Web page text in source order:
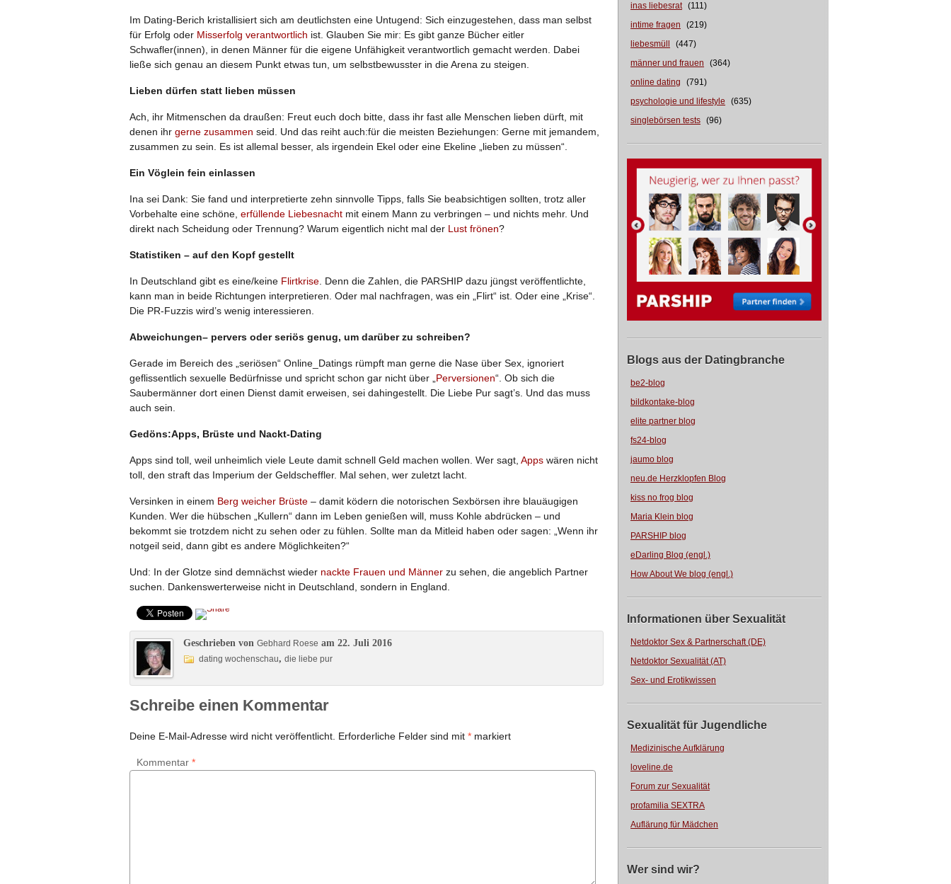
inas liebesrat (111)
intime fragen
(219)
liebesmüll
(447)
männer und frauen
(364)
online dating
(791)
psychologie und lifestyle
(635)
singlebörsen tests (96)
Blogs aus der Datingbranche
be2-blog
bildkontake-blog
elite partner blog
fs24-blog
jaumo blog
neu.de Herzklopfen Blog
kiss no frog blog
Maria Klein blog
PARSHIP blog
eDarling Blog (engl.)
How About We blog (engl.)
Informationen über Sexualität
Netdoktor Sex & Partnerschaft (DE)
Netdoktor Sexualität (AT)
Sex- und Erotikwissen
Sexualität für Jugendliche
Medizinische Aufklärung
loveline.de
Forum zur Sexualität
profamilia SEXTRA
Auflärung für Mädchen
Wer sind wir?
Im Dating-Berich kristallisiert sich am deutlichsten eine Untugend: Sich einzugestehen, dass man selbst
für Erfolg oder Misserfolg verantwortlich ist. Glauben Sie mir: Es gibt ganze Bücher eitler
Schwafler(innen), in denen Männer für die eigene Unfähigkeit verantwortlich gemacht werden. Dabei
ließe sich genau an diesem Punkt etwas tun, um selbstbewusster in die Arena zu steigen.
Lieben dürfen statt lieben müssen
Ach, ihr Mitmenschen da draußen: Freut euch doch bitte, dass ihr fast alle Menschen lieben dürft, mit
denen ihr gerne zusammen seid. Und das reiht auch:für die meisten Beziehungen: Gerne mit jemandem,
zusammen zu sein. Es ist allemal besser, als irgendein Ekel oder eine Ekeline „lieben zu müssen“.
Ein Vöglein fein einlassen
Ina sei Dank: Sie fand und interpretierte zehn sinnvolle Tipps, falls Sie beabsichtigen sollten, trotz aller
Vorbehalte eine schöne, erfüllende Liebesnacht mit einem Mann zu verbringen – und nichts mehr. Und
direkt nach Scheidung oder Trennung? Warum eigentlich nicht mal der Lust frönen?
Statistiken – auf den Kopf gestellt
In Deutschland gibt es eine/keine Flirtkrise . Denn die Zahlen, die PARSHIP dazu jüngst veröffentlichte,
kann man in beide Richtungen interpretieren. Oder mal nachfragen, was ein „Flirt“ ist. Oder eine „Krise“.
Die PR-Fuzzis wird’s wenig interessieren.
Abweichungen– pervers oder seriös genug, um darüber zu schreiben?
Gerade im Bereich des „seriösen“ Online_Datings rümpft man gerne die Nase über Sex, ignoriert
geflissentlich sexuelle Bedürfnisse und spricht schon gar nicht über „ Perversionen“. Ob sich die
Saubermänner dort einen Dienst damit erweisen, sei dahingestellt. Die Liebe Pur sagt’s. Und das muss
auch sein.
Gedöns:Apps, Brüste und Nackt-Dating
Apps sind toll, weil unheimlich viele Leute damit schnell Geld machen wollen. Wer sagt, Apps wären nicht
toll, den straft das Imperium der Geldscheffler. Mal sehen, wer zuletzt lacht.
Versinken in einem Berg weicher Brüste – damit ködern die notorischen Sexbörsen ihre blauäugigen
Kunden. Wer die hübschen „Kullern“ dann im Leben genießen will, muss Kohle abdrücken – und
bekommt sie trotzdem nicht zu sehen oder zu fühlen. Sollte man da Mitleid haben oder sagen: „Wenn ihr
notgeil seid, dann gibt es andere Möglichkeiten?“
Und: In der Glotze sind demnächst wieder nackte Frauen und Männer zu sehen, die angeblich Partner
suchen. Dankenswerterweise nicht in Deutschland, sondern in England.
Geschrieben von Gebhard Roese am 22. Juli 2016
dating wochenschau, die liebe pur
Schreibe einen Kommentar
Deine E-Mail-Adresse wird nicht veröffentlicht. Erforderliche Felder sind mit * markiert
Kommentar *